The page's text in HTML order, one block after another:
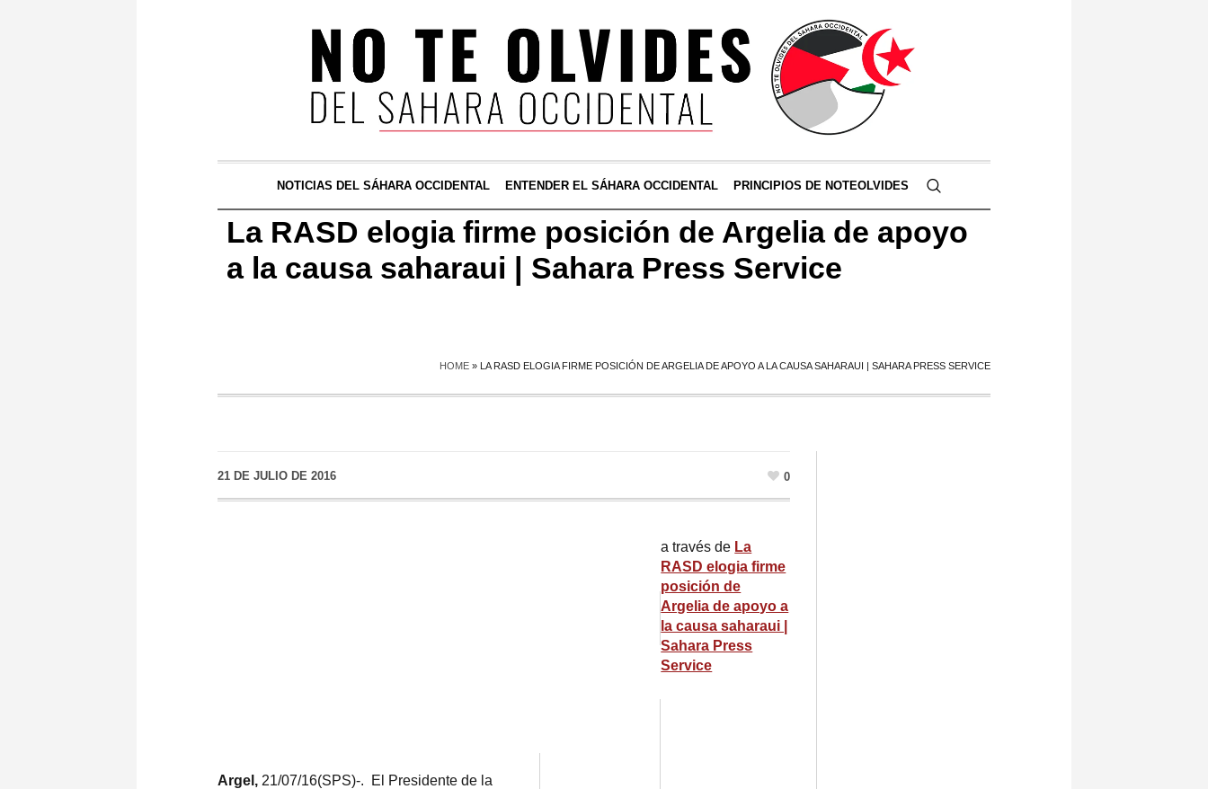
NOTICIAS DEL SÁHARA OCCIDENTAL ENTENDER EL SÁHARA OCCIDENTAL PRINCIPIOS DE NOTEOLVIDES
La RASD elogia firme posición de Argelia de apoyo
a la causa saharaui | Sahara Press Service
HOME » LA RASD ELOGIA FIRME POSICIÓN DE ARGELIA DE APOYO A LA CAUSA SAHARAUI | SAHARA PRESS SERVICE
21 DE JULIO DE 2016 0
Argel, 21/07/16(SPS)-. El Presidente de la
a través de La
RASD elogia firme
posición de
Argelia de apoyo a
la causa saharaui |
Sahara Press
Service